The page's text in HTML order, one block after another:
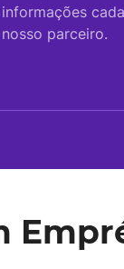
informações
nosso parceiro.